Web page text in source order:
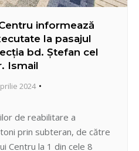
informează
la pasajul
bd. Ștefan cel
Ismail
2024
de reabilitare a
prin subteran, de către
Centru la 1 din cele 8